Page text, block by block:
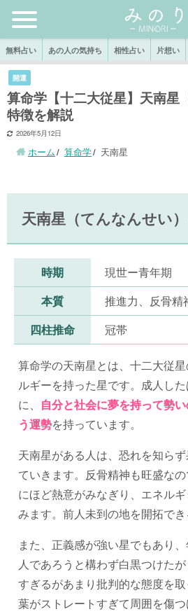
無料占い あの人の気持ち 相性占い 片想い
開運
算命学【十二大従星】天南星
特徴を解説
2026年5月12日
ホーム 算命学 天南星
天南星（てんなんせい
時期
現世ー青年期
本質
推進力、反骨精
四柱推命
冠帯
算命学の天南星とは、十二大従
ルギーを持った星です。成人し
に、 自分と社会に夢を持って勢
う運勢を持っています。
天南星がある人は、恐れを知ら
ていきます。反骨精神も旺盛な
にほど熱意がみなぎり、エネル
みます。前人未到の地を開拓でき
また、正義感が強い星でもあり
人であろうと構わず白黒つけた
すぎるがあまり批判的な態度を
葉がストレートすぎて周囲を傷